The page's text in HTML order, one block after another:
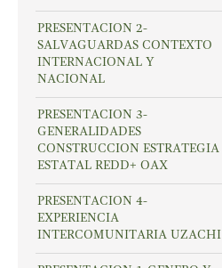
PRESENTACION 2-
SALVAGUARDAS CONTEXTO
INTERNACIONAL Y
NACIONAL
PRESENTACION 3-
GENERALIDADES
CONSTRUCCION ESTRATEGIA
ESTATAL REDD+ OAX
PRESENTACION 4-
EXPERIENCIA
INTERCOMUNITARIA UZACHI